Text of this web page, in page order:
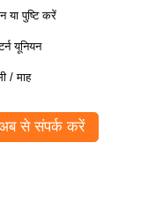
या पुष्टि करें
यूनियन
/ माह
से संपर्क करें